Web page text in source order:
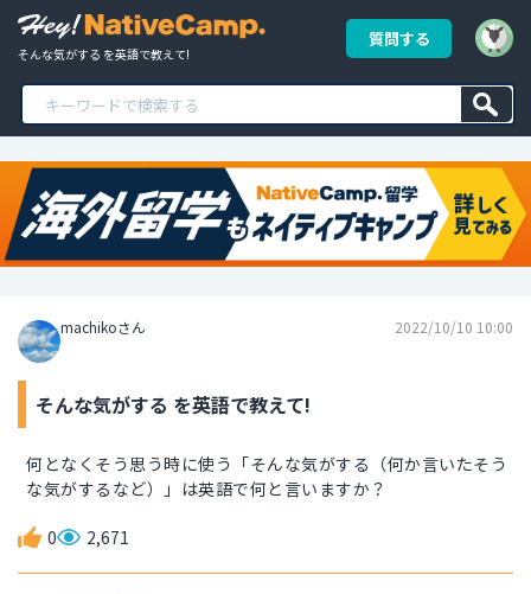
そんな気がする を英語で教えて!
質問する
machikoさん 2022/10/10 10:00
そんな気がする を英語で教えて!
何となくそう思う時に使う「そんな気がする（何か言いたそう
な気がするなど）」は英語で何と言いますか？
0 2,671